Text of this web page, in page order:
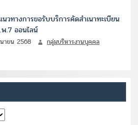
วทางการขอรับบริการคัดสำเนาทะเบียน
.7 ออนไลน์
ายน 2568
กลุ่มบริหารงานบุคคล